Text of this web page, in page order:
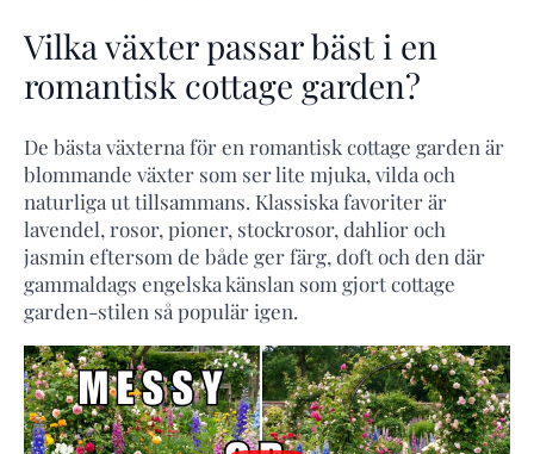
Vilka växter passar bäst i en
romantisk cottage garden?
De bästa växterna för en romantisk cottage garden är
blommande växter som ser lite mjuka, vilda och
naturliga ut tillsammans. Klassiska favoriter är
lavendel, rosor, pioner, stockrosor, dahlior och
jasmin eftersom de både ger färg, doft och den där
gammaldags engelska känslan som gjort cottage
garden-stilen så populär igen.